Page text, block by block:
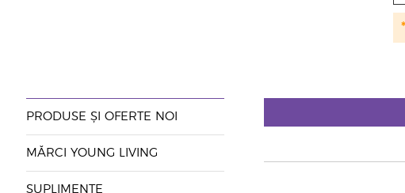
PRODUSE ȘI OFERTE NOI
MĂRCI YOUNG LIVING
SUPLIMENTE